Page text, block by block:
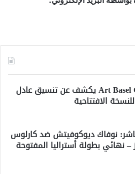
Art Basel Qatar يكشف عن تنسيق عادل
الافتتاحية
نوفاك ديوكوفيتش ضد كارلوس
– نهائي بطولة أستراليا المفتوحة